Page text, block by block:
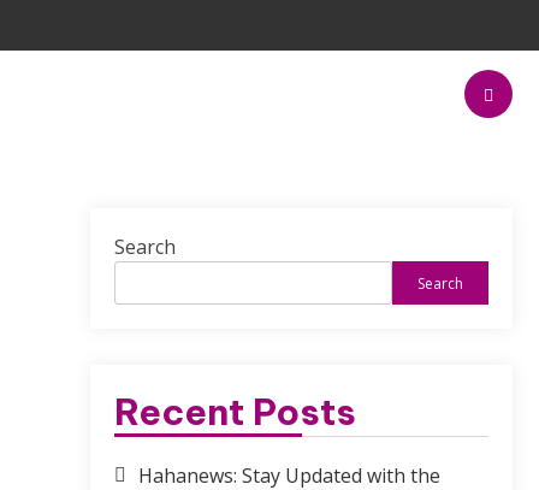
Search
Search
Recent Posts
Hahanews: Stay Updated with the